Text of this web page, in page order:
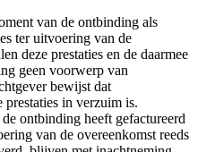
van de ontbinding als
ter uitvoering van de
deze prestaties en de daarmee
geen voorwerp van
bewijst dat
prestaties in verzuim is.
ontbinding heeft gefactureerd
van de overeenkomst reeds